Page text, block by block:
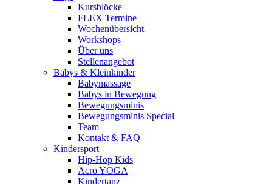
Kursblöcke
FLEX Termine
Wochenübersicht
Workshops
Über uns
Stellenangebot
Babys & Kleinkinder
Babymassage
Babys in Bewegung
Bewegungsminis
Bewegungsminis Special
Team
Kontakt & FAQ
Kindersport
Hip-Hop Kids
Acro YOGA
Kindertanz